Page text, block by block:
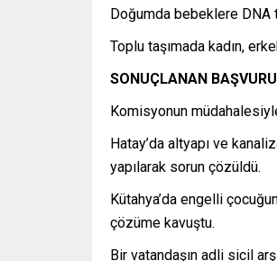
Doğumda bebeklere DNA
Toplu taşımada kadın,
SONUÇLANAN
Komisyonun
Hatay’da altyapı ve
yapılarak sorun çözüldü.
Kütahya’da engelli
çözüme kavuştu.
Bir vatandaşın adli sicil